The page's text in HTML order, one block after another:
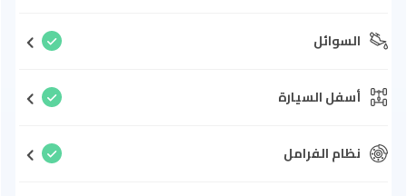
السوائل
أسفل السيارة
نظام الفرامل